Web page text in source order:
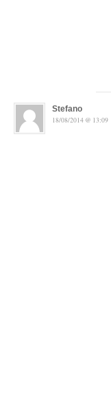
Stefano
18/08/2014 @ 13:09